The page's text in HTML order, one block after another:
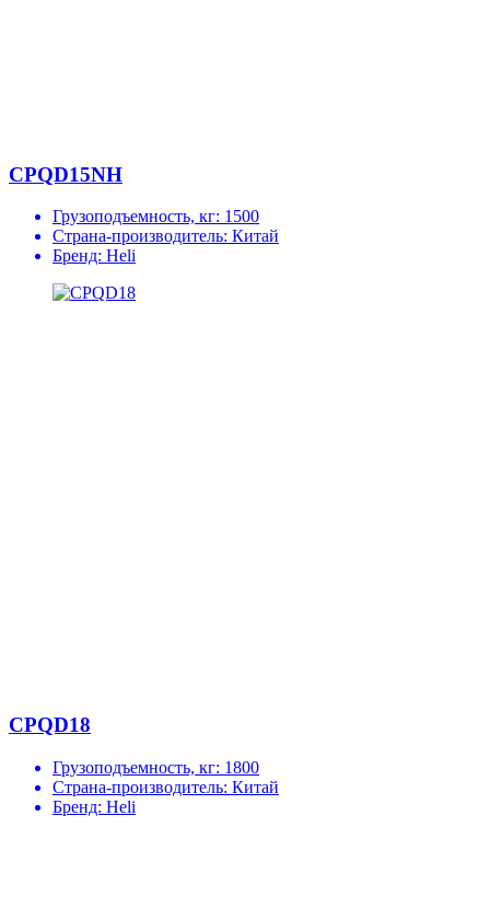
CPQD15NH
Грузоподъемность, кг: 1500
Страна-производитель: Китай
Бренд: Heli
CPQD18
Грузоподъемность, кг: 1800
Страна-производитель: Китай
Бренд: Heli